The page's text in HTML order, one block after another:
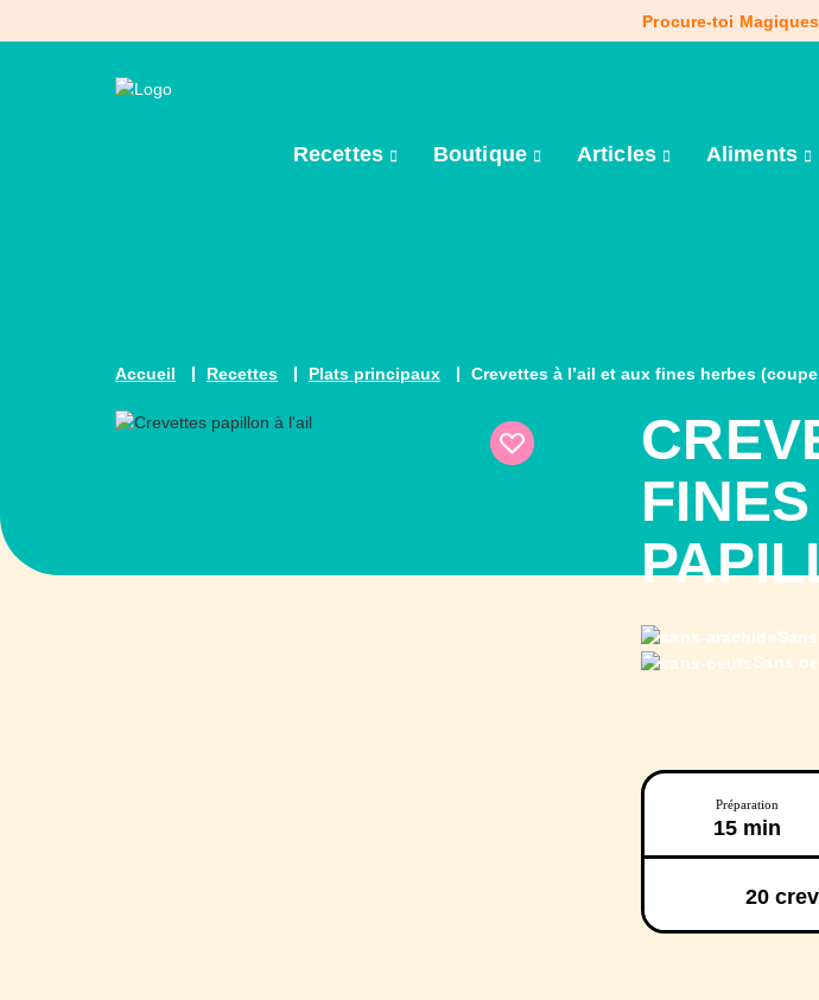
Procure-toi
Recettes Boutique Articles Aliments
Accueil Recettes Plats principaux Crevettes à l’ail et aux fines herbes
Sans
Préparation
15 min
20